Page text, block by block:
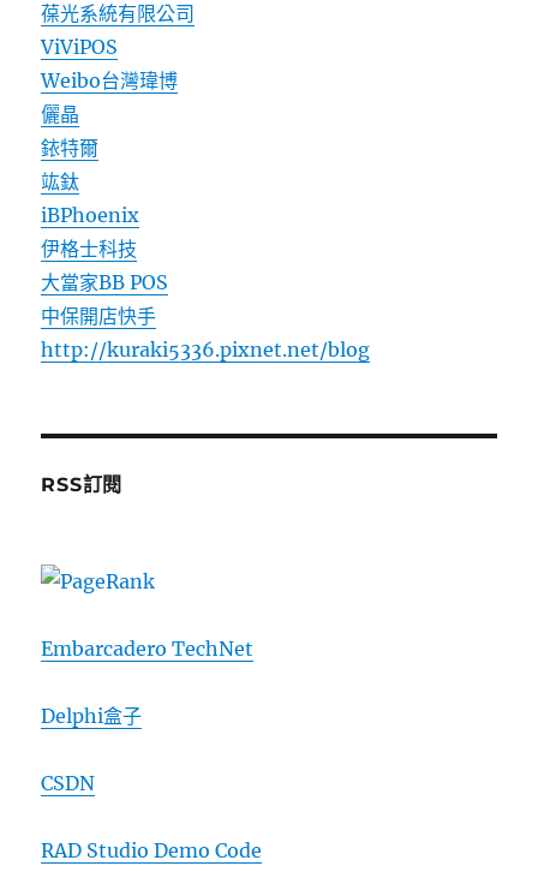
葆光系統有限公司
ViViPOS
Weibo台灣瑋博
儷晶
銥特爾
竑鈦
iBPhoenix
伊格士科技
大當家BB POS
中保開店快手
http://kuraki5336.pixnet.net/blog
RSS訂閱
Embarcadero TechNet
Delphi盒子
CSDN
RAD Studio Demo Code